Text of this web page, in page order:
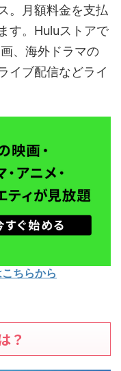
。月額料金を支払
す。Huluストアで
、海外ドラマの
イブ配信などライ
ちらから
？